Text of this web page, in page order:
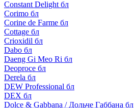
Constant Delight бл
Corimo бл
Corine de Farme бл
Cottage бл
Crioxidil бл
Dabo бл
Daeng Gi Meo Ri бл
Deoproce бл
Derela бл
DEW Professional бл
DEX бл
Dolce & Gabbana / Дольче Габбана бл